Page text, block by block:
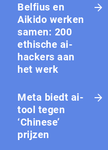
Belfius en
Aikido werken
samen: 200
ethische ai-
hackers aan
het werk
Meta biedt ai-
tool tegen
‘Chinese’
prijzen